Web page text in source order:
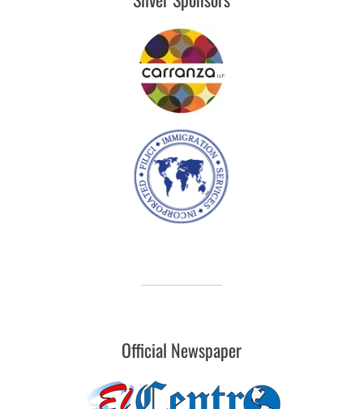
Official Newspaper